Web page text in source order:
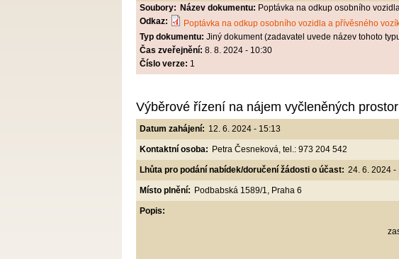
Soubory: Název dokumentu: Poptávka na odkup osobního
Odkaz:
Poptávka na odkup osobního vozidla a přívěsného
Typ dokumentu: Jiný dokument (zadavatel uvede název tohoto
Čas zveřejnění: 8. 8. 2024 - 10:30
Číslo verze: 1
Výběrové řízení na nájem vyčleněných
Datum zahájení: 12. 6. 2024 - 15:13
Kontaktní osoba: Petra Česneková, tel.: 973 204 542
Lhůta pro podání nabídek/doručení žádosti o účast: 24. 6. 2024 -
Místo plnění: Podbabská 1589/1, Praha 6
Popis: